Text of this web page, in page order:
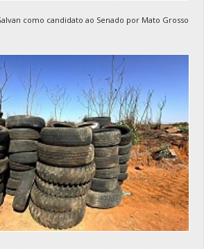
como candidato ao Senado por Mato Grosso